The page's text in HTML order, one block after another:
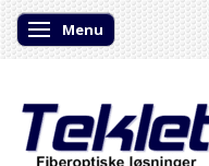
Skifte navigation
Menu